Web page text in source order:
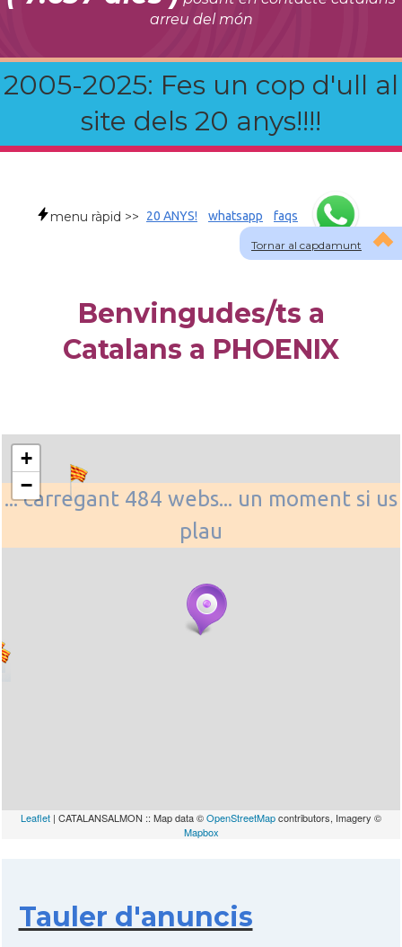
arreu del món
2005-2025: Fes un cop d'ull al
site dels 20 anys!!!!
Tornar al capdamunt
menu ràpid >> 20 ANYS! whatsapp faqs
Benvingudes/ts a
Catalans a PHOENIX
... carregant 484 webs... un moment si us
plau
+
−
Leaflet | CATALANSALMON :: Map data ©OpenStreetMapcontributors, Imagery ©
Mapbox
Tauler d'anuncis